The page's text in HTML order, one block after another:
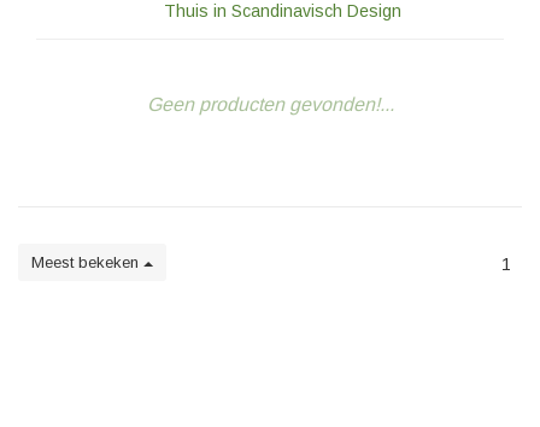
Thuis in Scandinavisch Design
Geen producten gevonden!...
Meest bekeken 1